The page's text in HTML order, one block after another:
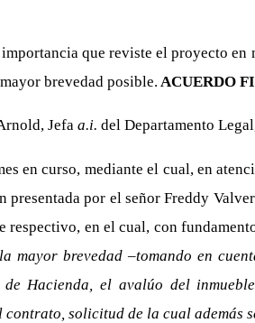
que reviste el proyecto
brevedad posible. ACUERDO
Jefa a.i. del Departamento
en curso, mediante el cual, en
por el señor Freddy
en el cual, con
mayor brevedad –tomando en
de Hacienda, el avalúo del
solicitud de la cual además